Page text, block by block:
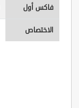
فاكس أول
الاختصاص